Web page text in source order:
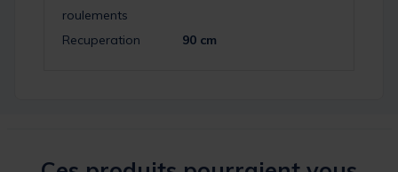
roulements
Recuperation 90 cm